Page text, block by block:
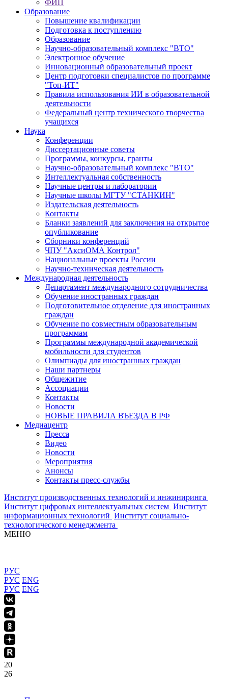
ФИП
Образование
Повышение квалификации
Подготовка к поступлению
Образование
Научно-образовательный комплекс "ВТО"
Электронное обучение
Инновационный образовательный проект
Центр подготовки специалистов по программе
"Топ-ИТ"
Правила использования ИИ в образовательной
деятельности
Федеральный центр технического творчества
учащихся
Наука
Конференции
Диссертационные советы
Программы, конкурсы, гранты
Научно-образовательный комплекс "ВТО"
Интеллектуальная собственность
Научные центры и лаборатории
Научные школы МГТУ "СТАНКИН"
Издательская деятельность
Контакты
Бланки заявлений для заключения на открытое
опубликование
Сборники конференций
ЧПУ "АксиОМА Контрол"
Национальные проекты России
Научно-техническая деятельность
Международная деятельность
Департамент международного сотрудничества
Обучение иностранных граждан
Подготовительное отделение для иностранных
граждан
Обучение по совместным образовательным
программам
Программы международной академической
мобильности для студентов
Олимпиады для иностранных граждан
Наши партнеры
Общежитие
Ассоциации
Контакты
Новости
НОВЫЕ ПРАВИЛА ВЪЕЗДА В РФ
Медиацентр
Пресса
Видео
Новости
Мероприятия
Анонсы
Контакты пресс-службы
Институт производственных технологий и инжиниринга
Институт цифровых интеллектуальных систем Институт
информационных технологий Институт социально-
технологического менеджмента
МЕНЮ
РУС
РУС ENG
РУС ENG
20
26